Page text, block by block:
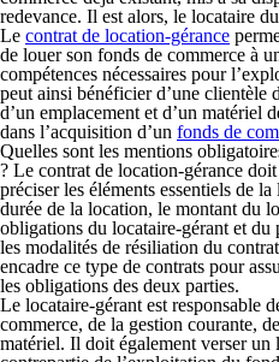
redevance. Il est alors, le locataire
Le contrat de location-gérance
de louer son fonds de commerce à
compétences nécessaires pour
peut ainsi bénéficier d’une clientèle
d’un emplacement et d’un matériel
dans l’acquisition d’un fonds de
Quelles sont les mentions
? Le contrat de location-gérance
préciser les éléments essentiels de
durée de la location, le montant du
obligations du locataire-gérant et
les modalités de résiliation du
encadre ce type de contrats pour
les obligations des deux parties.
Le locataire-gérant est responsable
commerce, de la gestion courante,
matériel. Il doit également verser